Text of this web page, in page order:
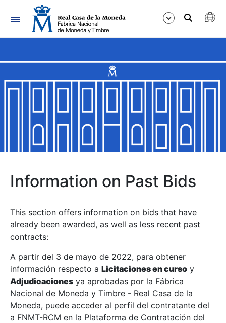
Navigation
Show/Hide
Show/Hide
Show/Hide
Show/Hide
Show/Hide
Information on Past Bids
This section offers information on bids that have
already been awarded, as well as less recent past
contracts:
A partir del 3 de mayo de 2022, para obtener
información respecto a Licitaciones en curso y
Adjudicaciones ya aprobadas por la Fábrica
Nacional de Moneda y Timbre - Real Casa de la
Moneda, puede acceder al perfil del contratante del
a FNMT-RCM en la Plataforma de Contratación del